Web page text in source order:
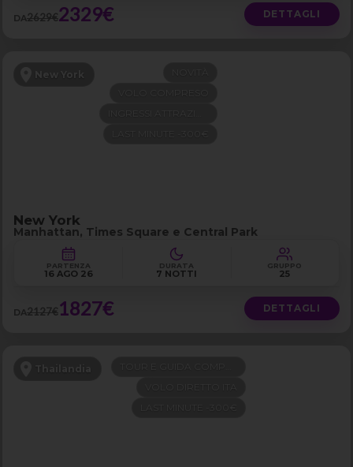
DA2629€2329€ DETTAGLI
New York
New York
Manhattan, Times Square e Central Park
PARTENZA
16 AGO 26
DURATA
7 NOTTI
GRUPPO
25
DA2127€1827€ DETTAGLI
Thailandia